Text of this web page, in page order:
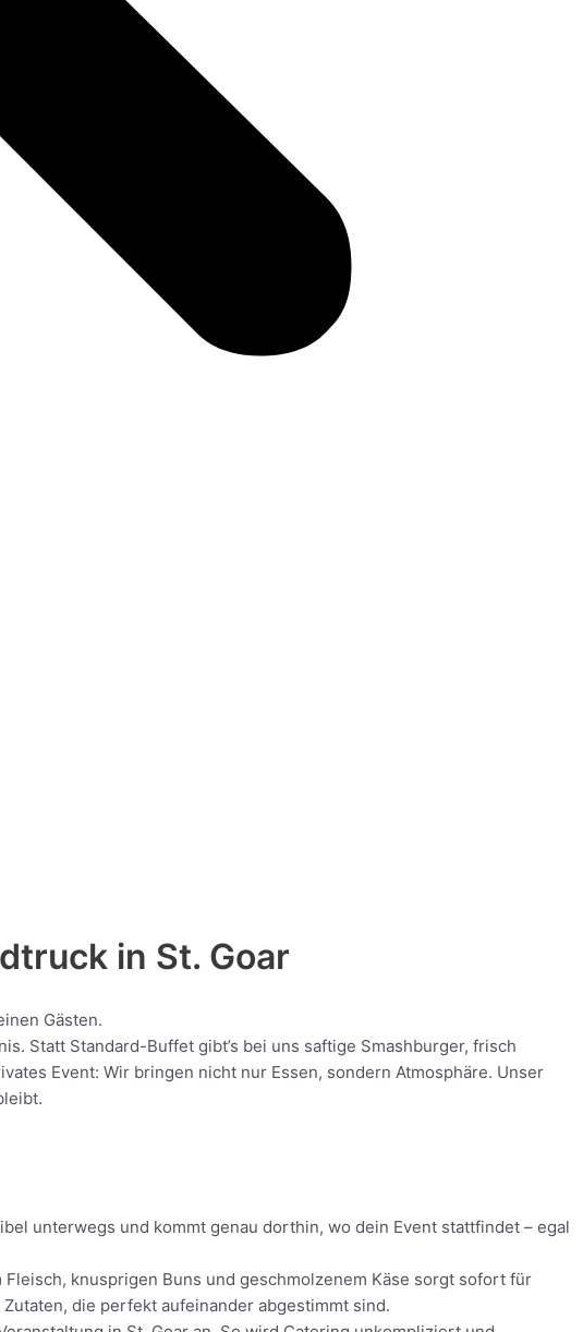
in St. Goar
Gästen.
Statt Standard-Buffet gibt’s bei uns saftige Smashburger, frisch
Event: Wir bringen nicht nur Essen, sondern Atmosphäre. Unser
unterwegs und kommt genau dorthin, wo dein Event stattfindet – egal
knusprigen Buns und geschmolzenem Käse sorgt sofort für
die perfekt aufeinander abgestimmt sind.